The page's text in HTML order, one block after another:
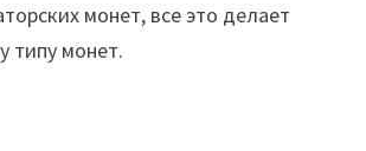
монет, все это делает
типу монет.